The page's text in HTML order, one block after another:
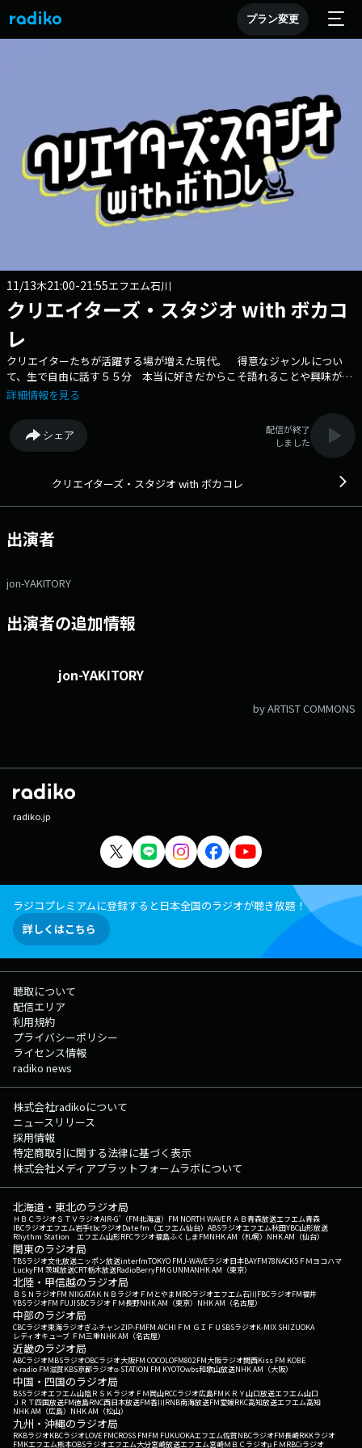
プラン変更
11/13木21:00-21:55エフエム石川
クリエイターズ・スタジオ with ボカコ
レ
クリエイターたちが活躍する場が増えた現代。 得意なジャンルについ
て、生で自由に話す５５分 本当に好きだからこそ語れることや興味があ
ることについて、とことん発信していきます。 番組Webサイト：
タ」 Xアカウントは「@JFN_creator」
詳細情報を見る
シェア
配信が終了
しました
クリエイターズ・スタジオ with ボカコレ
出演者
jon-YAKITORY
出演者の追加情報
jon-YAKITORY
by ARTIST COMMONS
radiko.jp
ラジコプレミアムに登録すると日本全国のラジオが聴き放題！
詳しくはこちら
聴取について
配信エリア
利用規約
プライバシーポリシー
ライセンス情報
radiko news
株式会社radikoについて
ニュースリリース
採用情報
特定商取引に関する法律に基づく表示
株式会社メディアプラットフォームラボについて
北海道・東北のラジオ局
ＨＢＣラジオＳＴＶラジオAIR-G'（FM北海道） FM NORTH WAVEＲＡＢ青森放送エフエム青森
IBCラジオエフエム岩手tbcラジオDate fm（エフエム仙台） ABSラジオエフエム秋田YBC山形放送
Rhythm Station エフエム山形RFCラジオ福島ふくしまFMNHK AM（札幌） NHK AM（仙台）
関東のラジオ局
TBSラジオ文化放送ニッポン放送interfmTOKYO FMJ-WAVEラジオ日本BAYFM78NACK5 ＦＭヨコハマ
LuckyFM 茨城放送CRT栃木放送RadioBerryFM GUNMANHK AM（東京）
北陸・甲信越のラジオ局
ＢＳＮラジオFM NIIGATAＫＮＢラジオ ＦＭとやまMROラジオエフエム石川FBCラジオFM福井
YBSラジオFM FUJISBCラジオ ＦＭ長野NHK AM（東京） NHK AM（名古屋）
中部のラジオ局
CBCラジオ東海ラジオぎふチャンZIP-FMFM AICHI ＦＭ ＧＩＦＵ SBSラジオK-MIX SHIZUOKA
レディオキューブ ＦＭ三重NHK AM（名古屋）
近畿のラジオ局
ABCラジオMBSラジオOBCラジオ大阪FM COCOLOFM802FM大阪ラジオ関西Kiss FM KOBE
e-radio FM滋賀KBS京都ラジオα-STATION FM KYOTOwbs和歌山放送NHK AM（大阪）
中国・四国のラジオ局
BSSラジオエフエム山陰ＲＳＫラジオ ＦＭ岡山RCCラジオ広島FM ＫＲＹ山口放送エフエム山口
ＪＲＴ四国放送FM徳島RNC西日本放送FM香川RNB南海放送FM愛媛RKC高知放送エフエム高知
NHK AM（広島） NHK AM（松山）
九州・沖縄のラジオ局
RKBラジオKBCラジオLOVE FMCROSS FMFM FUKUOKAエフエム佐賀NBCラジオFM長崎RKKラジオ
FMKエフエム熊本OBSラジオエフエム大分宮崎放送エフエム宮崎ＭＢＣラジオμＦＭRBCiラジオ